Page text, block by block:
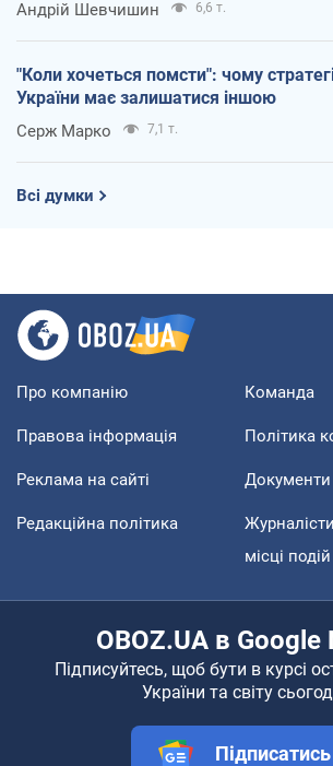
Андрій Шевчишин 6,6 т.
"Коли хочеться помсти": чому
України має залишатися іншою
Серж Марко 7,1 т.
Всі думки
Про компанію Команда
Правова інформація Політика
Реклама на сайті Документи
Редакційна політика
місці подій
OBOZ.UA в Google
Підписуйтесь, щоб бути в курсі
України та світу
Підписатись